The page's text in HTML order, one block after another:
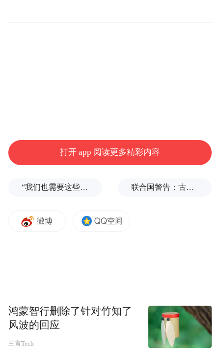
份发行价格为3.6 4元/股。
预案还披露，宏晶微电子是一家音视频芯片
研发及产业化，其产品覆盖商业显示、高铁
务、光电业务与宏晶微电子的半导体业务可
以形成纵向协同，公司能够在高端显示终端
等领域提升上游核心芯片的自主可控能力。
打开 app 阅读更多精彩内容
“我们也需要这些导弹啊”，特朗普公开拒绝泽连斯基！ 联合国警告：古巴或变成沉默的加沙
鸿蒙智行删除了针对竹知了
风波的回应
三言Tech